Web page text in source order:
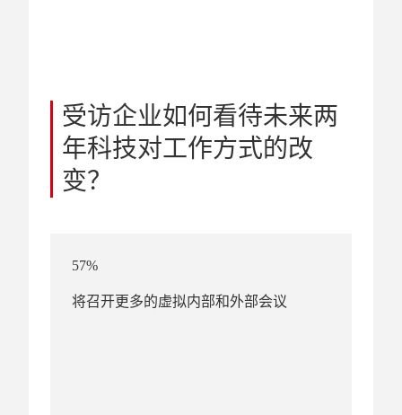
受访企业如何看待未来两
年科技对工作方式的改
变？
57%
将召开更多的虚拟内部和外部会议